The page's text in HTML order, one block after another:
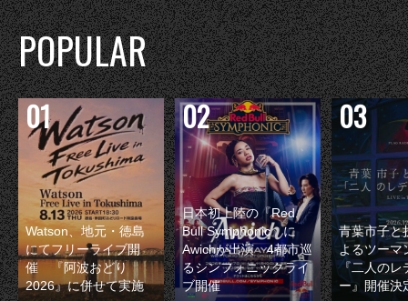
POPULAR
Watson、地元・徳島
にてフリーライブ開
催 『阿波おどり
2026』に併せて実施
日本初上陸の『Red
Bull Symphonic』に
Awichが出演 4都市巡
るシンフォニックライ
ブ開催
青葉市子と
よるツーマ
『二人のレ
ー』開催決